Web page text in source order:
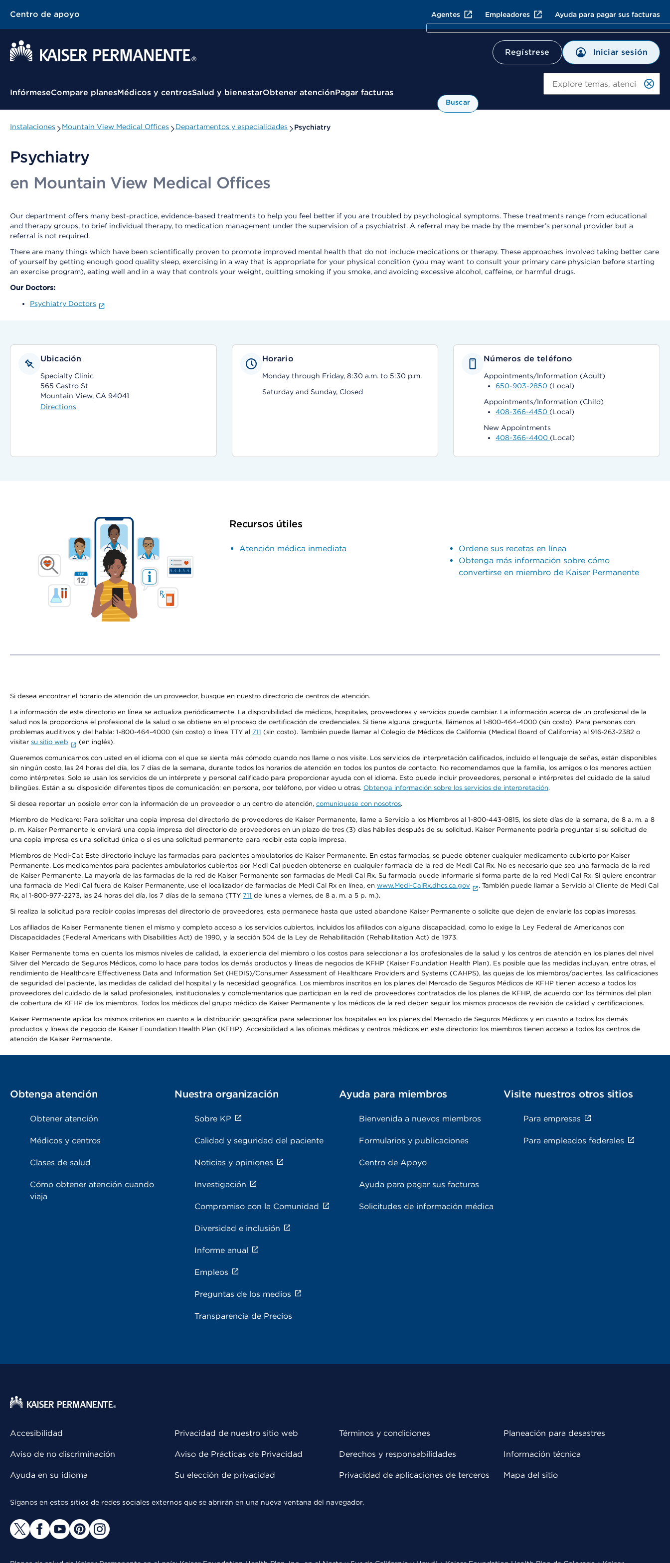
Centro de apoyo Agentes Empleadores Ayuda para pagar sus facturas
Regístrese Iniciar sesión
Menú contextual
InfórmeseCompare planesMédicos y centrosSalud y bienestarObtener atenciónPagar facturas
Buscar
Instalaciones Mountain View Medical Offices Departamentos y especialidades Psychiatry
Psychiatry
en Mountain View Medical Offices
Our department offers many best-practice, evidence-based treatments to help you feel better if you are troubled by psychological symptoms. These treatments range from educational
and therapy groups, to brief individual therapy, to medication management under the supervision of a psychiatrist. A referral may be made by the member’s personal provider but a
referral is not required.
There are many things which have been scientifically proven to promote improved mental health that do not include medications or therapy. These approaches involved taking better care
of yourself by getting enough good quality sleep, exercising in a way that is appropriate for your physical condition (you may want to consult your primary care physician before starting
an exercise program), eating well and in a way that controls your weight, quitting smoking if you smoke, and avoiding excessive alcohol, caffeine, or harmful drugs.
Our Doctors:
Psychiatry Doctors
Ubicación
Specialty Clinic
565 Castro St
Mountain View, CA 94041
Directions
Horario
Monday through Friday, 8:30 a.m. to 5:30 p.m.
Saturday and Sunday, Closed
Números de teléfono
Appointments/Information (Adult)
650-903-2850 (Local)
Appointments/Information (Child)
408-366-4450 (Local)
New Appointments
408-366-4400 (Local)
Recursos útiles
Atención médica inmediata
Ordene sus recetas en línea
Obtenga más información sobre cómo
convertirse en miembro de Kaiser Permanente
Si desea encontrar el horario de atención de un proveedor, busque en nuestro directorio de centros de atención.
La información de este directorio en línea se actualiza periódicamente. La disponibilidad de médicos, hospitales, proveedores y servicios puede cambiar. La información acerca de un profesional de la
salud nos la proporciona el profesional de la salud o se obtiene en el proceso de certificación de credenciales. Si tiene alguna pregunta, llámenos al 1-800-464-4000 (sin costo). Para personas con
problemas auditivos y del habla: 1-800-464-4000 (sin costo) o línea TTY al 711 (sin costo). También puede llamar al Colegio de Médicos de California (Medical Board of California) al 916-263-2382 o
visitar su sitio web (en inglés).
Queremos comunicarnos con usted en el idioma con el que se sienta más cómodo cuando nos llame o nos visite. Los servicios de interpretación calificados, incluido el lenguaje de señas, están disponibles
sin ningún costo, las 24 horas del día, los 7 días de la semana, durante todos los horarios de atención en todos los puntos de contacto. No recomendamos que la familia, los amigos o los menores actúen
como intérpretes. Solo se usan los servicios de un intérprete y personal calificado para proporcionar ayuda con el idioma. Esto puede incluir proveedores, personal e intérpretes del cuidado de la salud
bilingües. Están a su disposición diferentes tipos de comunicación: en persona, por teléfono, por video u otras. Obtenga información sobre los servicios de interpretación.
Si desea reportar un posible error con la información de un proveedor o un centro de atención, comuníquese con nosotros.
Miembro de Medicare: Para solicitar una copia impresa del directorio de proveedores de Kaiser Permanente, llame a Servicio a los Miembros al 1-800-443-0815, los siete días de la semana, de 8 a. m. a 8
p. m. Kaiser Permanente le enviará una copia impresa del directorio de proveedores en un plazo de tres (3) días hábiles después de su solicitud. Kaiser Permanente podría preguntar si su solicitud de
una copia impresa es una solicitud única o si es una solicitud permanente para recibir esta copia impresa.
Miembros de Medi-Cal: Este directorio incluye las farmacias para pacientes ambulatorios de Kaiser Permanente. En estas farmacias, se puede obtener cualquier medicamento cubierto por Kaiser
Permanente. Los medicamentos para pacientes ambulatorios cubiertos por Medi Cal pueden obtenerse en cualquier farmacia de la red de Medi Cal Rx. No es necesario que sea una farmacia de la red
de Kaiser Permanente. La mayoría de las farmacias de la red de Kaiser Permanente son farmacias de Medi Cal Rx. Su farmacia puede informarle si forma parte de la red Medi Cal Rx. Si quiere encontrar
una farmacia de Medi Cal fuera de Kaiser Permanente, use el localizador de farmacias de Medi Cal Rx en línea, en www.Medi-CalRx.dhcs.ca.gov
. También puede llamar a Servicio al Cliente de Medi Cal
Rx, al 1-800-977-2273, las 24 horas del día, los 7 días de la semana (TTY 711 de lunes a viernes, de 8 a. m. a 5 p. m.).
Si realiza la solicitud para recibir copias impresas del directorio de proveedores, esta permanece hasta que usted abandone Kaiser Permanente o solicite que dejen de enviarle las copias impresas.
Los afiliados de Kaiser Permanente tienen el mismo y completo acceso a los servicios cubiertos, incluidos los afiliados con alguna discapacidad, como lo exige la Ley Federal de Americanos con
Discapacidades (Federal Americans with Disabilities Act) de 1990, y la sección 504 de la Ley de Rehabilitación (Rehabilitation Act) de 1973.
Kaiser Permanente toma en cuenta los mismos niveles de calidad, la experiencia del miembro o los costos para seleccionar a los profesionales de la salud y los centros de atención en los planes del nivel
Silver del Mercado de Seguros Médicos, como lo hace para todos los demás productos y líneas de negocios de KFHP (Kaiser Foundation Health Plan). Es posible que las medidas incluyan, entre otras, el
rendimiento de Healthcare Effectiveness Data and Information Set (HEDIS)/Consumer Assessment of Healthcare Providers and Systems (CAHPS), las quejas de los miembros/pacientes, las calificaciones
de seguridad del paciente, las medidas de calidad del hospital y la necesidad geográfica. Los miembros inscritos en los planes del Mercado de Seguros Médicos de KFHP tienen acceso a todos los
proveedores del cuidado de la salud profesionales, institucionales y complementarios que participan en la red de proveedores contratados de los planes de KFHP, de acuerdo con los términos del plan
de cobertura de KFHP de los miembros. Todos los médicos del grupo médico de Kaiser Permanente y los médicos de la red deben seguir los mismos procesos de revisión de calidad y certificaciones.
Kaiser Permanente aplica los mismos criterios en cuanto a la distribución geográfica para seleccionar los hospitales en los planes del Mercado de Seguros Médicos y en cuanto a todos los demás
productos y líneas de negocio de Kaiser Foundation Health Plan (KFHP). Accesibilidad a las oficinas médicas y centros médicos en este directorio: los miembros tienen acceso a todos los centros de
atención de Kaiser Permanente.
Obtenga atención
Obtener atención
Médicos y centros
Clases de salud
Cómo obtener atención cuando
viaja
Nuestra organización
Sobre KP
Calidad y seguridad del paciente
Noticias y opiniones
Investigación
Compromiso con la Comunidad
Diversidad e inclusión
Informe anual
Empleos
Preguntas de los medios
Transparencia de Precios
Ayuda para miembros
Bienvenida a nuevos miembros
Formularios y publicaciones
Centro de Apoyo
Ayuda para pagar sus facturas
Solicitudes de información médica
Visite nuestros otros sitios
Para empresas
Para empleados federales
Accesibilidad
Aviso de no discriminación
Ayuda en su idioma
Privacidad de nuestro sitio web
Aviso de Prácticas de Privacidad
Su elección de privacidad
Términos y condiciones
Derechos y responsabilidades
Privacidad de aplicaciones de terceros
Planeación para desastres
Información técnica
Mapa del sitio
Síganos en estos sitios de redes sociales externos que se abrirán en una nueva ventana del navegador.